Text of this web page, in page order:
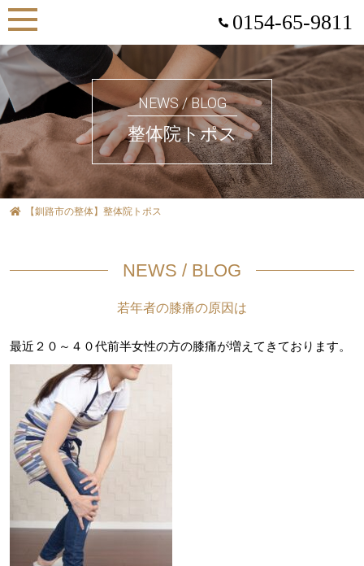
0154-65-9811
【釧路市の整体】整体院トポス
NEWS / BLOG
整体院トポス
NEWS / BLOG
若年者の膝痛の原因は
最近２０～４０代前半女性の方の膝痛が増えてきております。